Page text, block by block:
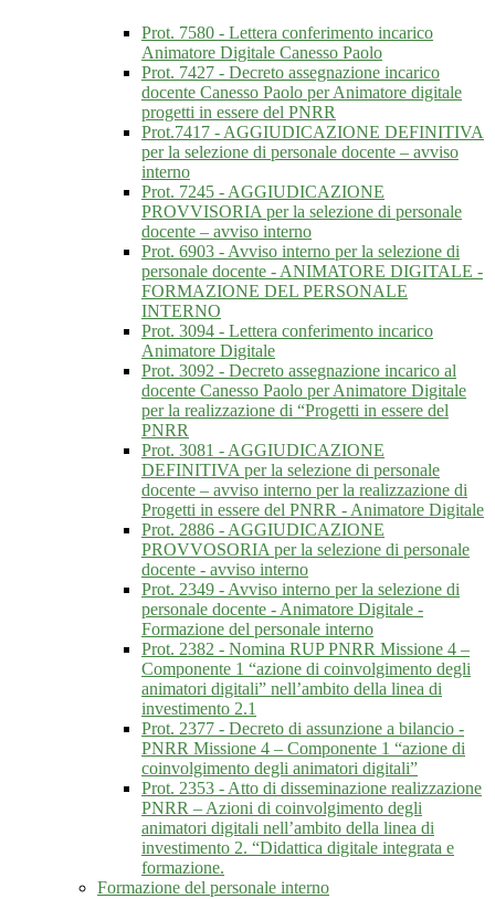
Prot. 7580 - Lettera conferimento incarico
Animatore Digitale Canesso Paolo
Prot. 7427 - Decreto assegnazione incarico
docente Canesso Paolo per Animatore digitale
progetti in essere del PNRR
Prot.7417 - AGGIUDICAZIONE DEFINITIVA
per la selezione di personale docente – avviso
interno
Prot. 7245 - AGGIUDICAZIONE
PROVVISORIA per la selezione di personale
docente – avviso interno
Prot. 6903 - Avviso interno per la selezione di
personale docente - ANIMATORE DIGITALE -
FORMAZIONE DEL PERSONALE
INTERNO
Prot. 3094 - Lettera conferimento incarico
Animatore Digitale
Prot. 3092 - Decreto assegnazione incarico al
docente Canesso Paolo per Animatore Digitale
per la realizzazione di “Progetti in essere del
PNRR
Prot. 3081 - AGGIUDICAZIONE
DEFINITIVA per la selezione di personale
docente – avviso interno per la realizzazione di
Progetti in essere del PNRR - Animatore Digitale
Prot. 2886 - AGGIUDICAZIONE
PROVVOSORIA per la selezione di personale
docente - avviso interno
Prot. 2349 - Avviso interno per la selezione di
personale docente - Animatore Digitale -
Formazione del personale interno
Prot. 2382 - Nomina RUP PNRR Missione 4 –
Componente 1 “azione di coinvolgimento degli
animatori digitali” nell’ambito della linea di
investimento 2.1
Prot. 2377 - Decreto di assunzione a bilancio -
PNRR Missione 4 – Componente 1 “azione di
coinvolgimento degli animatori digitali”
Prot. 2353 - Atto di disseminazione realizzazione
PNRR – Azioni di coinvolgimento degli
animatori digitali nell’ambito della linea di
investimento 2. “Didattica digitale integrata e
formazione.
Formazione del personale interno